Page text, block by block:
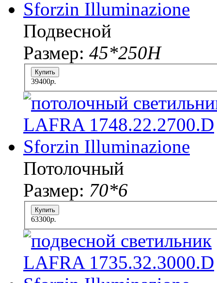
Подвесной
Размер: 45*250H
Купить
39400p.
Потолочный
Размер: 70*6
Купить
63300p.